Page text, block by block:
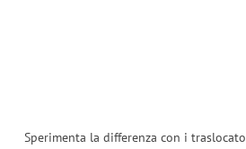
Sperimenta la differenza con i